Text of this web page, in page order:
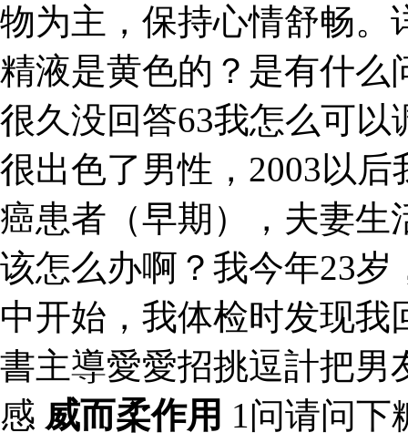
物为主，保持心情舒畅。
精液是黄色的？是有什么
很久没回答63我怎么可
很出色了男性，2003以
癌患者（早期），夫妻生
该怎么办啊？我今年23
中开始，我体检时发现我
書主導愛愛招挑逗計把男
感 威而柔作用 1问请问下